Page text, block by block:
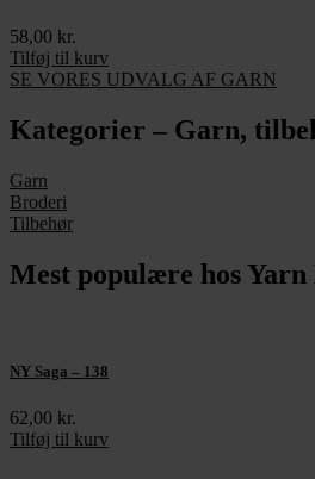
58,00 kr.
Tilføj til kurv
SE VORES UDVALG AF GARN
Kategorier – Garn,
Garn
Broderi
Tilbehør
Mest populære hos
NY Saga – 138
62,00 kr.
Tilføj til kurv